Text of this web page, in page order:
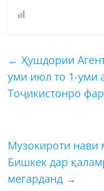
← Ҳушдории
уми июл то 1-уми
Тоҷикистонро
Музокироти
Бишкек дар
мегарданд →